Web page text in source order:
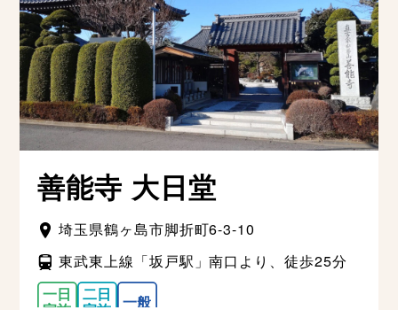
善能寺 大日堂
埼玉県鶴ヶ島市脚折町6-3-10
東武東上線「坂戸駅」南口より、徒歩25分